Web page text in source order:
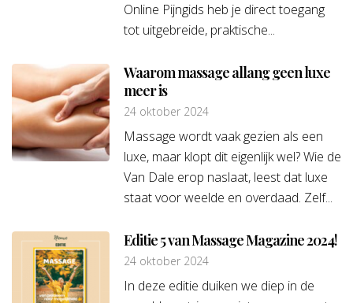
Online Pijngids heb je direct toegang
tot uitgebreide, praktische...
Waarom massage allang geen luxe
meer is
24 oktober 2024
Massage wordt vaak gezien als een
luxe, maar klopt dit eigenlijk wel? Wie de
Van Dale erop naslaat, leest dat luxe
staat voor weelde en overdaad. Zelf...
Editie 5 van Massage Magazine 2024!
24 oktober 2024
In deze editie duiken we diep in de